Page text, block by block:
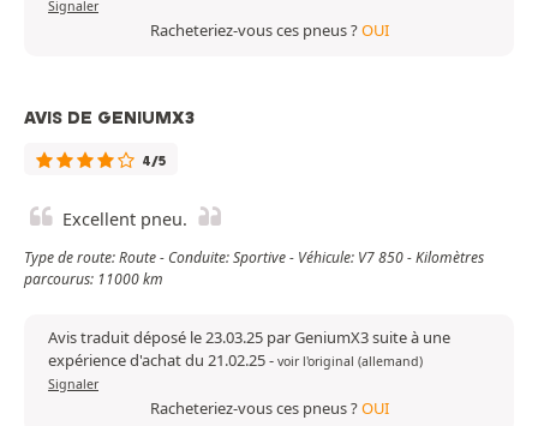
Signaler
Racheteriez-vous ces pneus ?OUI
AVIS DE GENIUMX3
4/5
Excellent pneu.
Type de route: Route - Conduite: Sportive - Véhicule: V7 850 - Kilomètres
parcourus: 11000 km
Avis traduit déposé le 23.03.25 par GeniumX3 suite à une
expérience d'achat du 21.02.25- voir l'original (allemand)
Signaler
Racheteriez-vous ces pneus ?OUI